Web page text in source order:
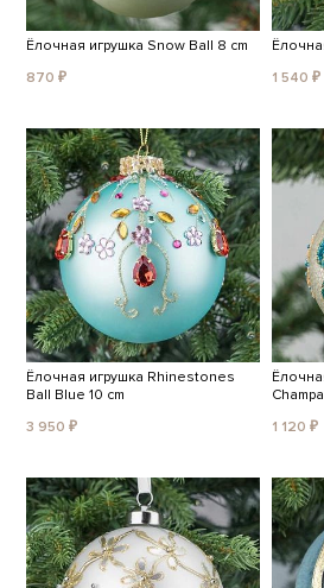
Ёлочная игрушка Snow Ball 8 cm
870 ₽
1 540 ₽
Ёлочная игрушка Rhinestones
Ball Blue 10 cm
3 950 ₽
1 120 ₽